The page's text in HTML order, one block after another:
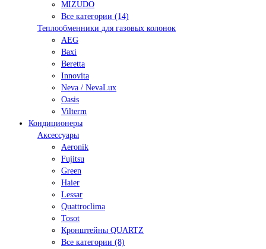
MIZUDO
Все категории (14)
Теплообменники для газовых колонок
AEG
Baxi
Beretta
Innovita
Neva / NevaLux
Oasis
Vilterm
Кондиционеры
Аксессуары
Aeronik
Fujitsu
Green
Haier
Lessar
Quattroclima
Tosot
Кронштейны QUARTZ
Все категории (8)